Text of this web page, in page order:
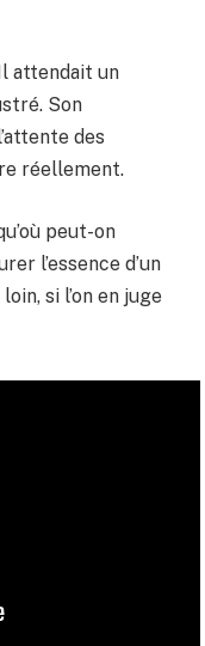
attendait un
Son
des
réellement.
peut-on
l’essence d’un
si l’on en juge